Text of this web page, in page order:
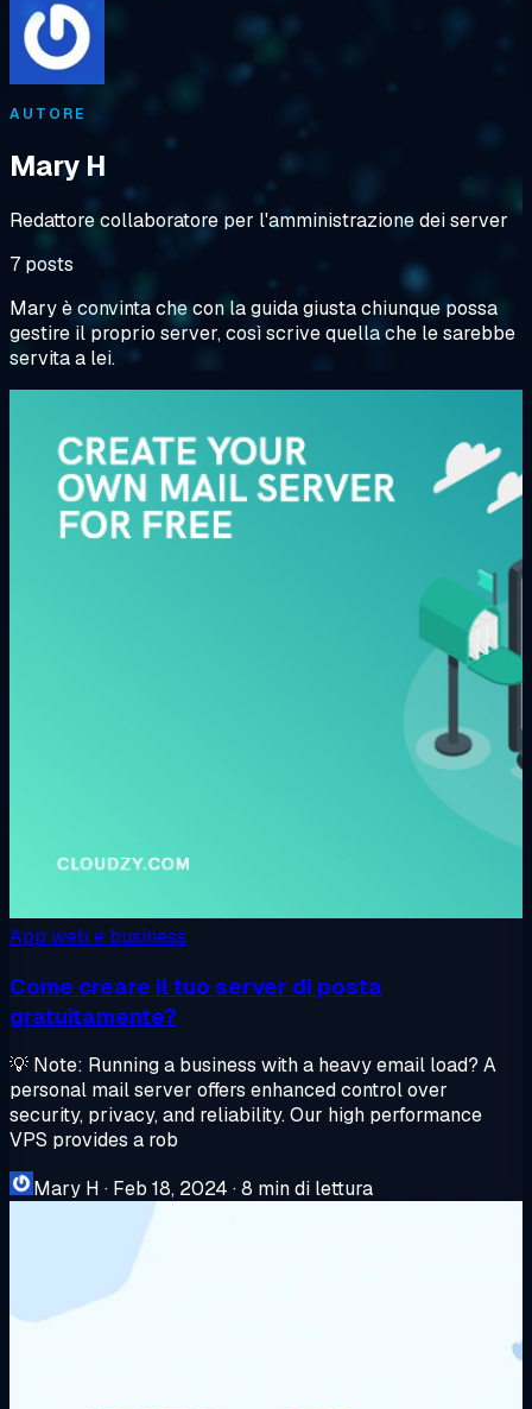
AUTORE
Mary H
Redattore collaboratore per l'amministrazione dei server
7 posts
Mary è convinta che con la guida giusta chiunque possa
gestire il proprio server, così scrive quella che le sarebbe
servita a lei.
App web e business
Come creare il tuo server di posta
gratuitamente?
💡 Note: Running a business with a heavy email load? A
personal mail server offers enhanced control over
security, privacy, and reliability. Our high performance
VPS provides a rob
Mary H · Feb 18, 2024 ·8 min di lettura